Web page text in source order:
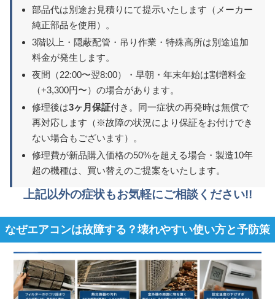
部品代は別途お見積りにて提示いたします（メーカー
純正部品を使用）。
3階以上・隠蔽配管・吊り作業・特殊高所は別途追加
料金が発生します。
夜間（22:00〜翌8:00）・早朝・年末年始は割増料金
（+3,300円〜）の場合があります。
修理後は3ヶ月保証付き。同一症状の再発時は無償で
再対応します（※故障の状況により保証をお付けでき
ない場合もございます）。
修理費が新品購入価格の50%を超える場合・製造10年
超の機種は、買い替えのご提案をいたします。
上記以外の症状もお気軽にご相談ください!!
なぜエアコンは故障する？壊れやすい使い方と予防策